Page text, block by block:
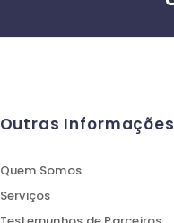
Outras Informações
Quem Somos
Serviços